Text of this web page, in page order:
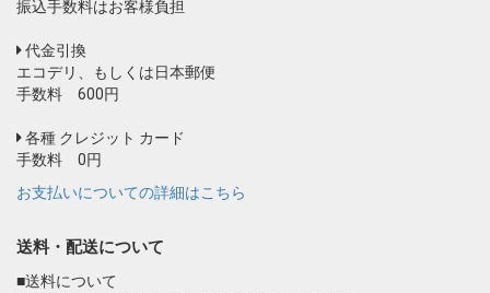
振込手数料はお客様負担
代金引換
エコデリ、もしくは日本郵便
手数料 600円
各種 クレジット カード
手数料 0円
お支払いについての詳細はこちら
送料・配送について
■送料について